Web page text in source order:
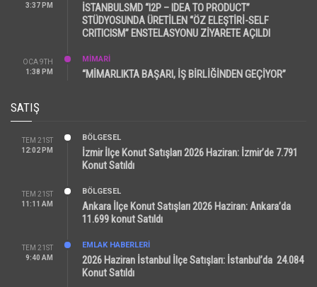
3:37 PM
İSTANBULSMD “I2P – IDEA TO PRODUCT”
STÜDYOSUNDA ÜRETİLEN “ÖZ ELEŞTİRİ-SELF
CRITICISM” ENSTELASYONU ZİYARETE AÇILDI
OCA 9TH
1:38 PM
MİMARİ
“MİMARLIKTA BAŞARI, İŞ BİRLİĞİNDEN GEÇİYOR”
SATIŞ
TEM 21ST
12:02 PM
BÖLGESEL
İzmir İlçe Konut Satışları 2026 Haziran: İzmir’de 7.791
Konut Satıldı
TEM 21ST
11:11 AM
BÖLGESEL
Ankara İlçe Konut Satışları 2026 Haziran: Ankara’da
11.699 konut Satıldı
TEM 21ST
9:40 AM
EMLAK HABERLERI
2026 Haziran İstanbul İlçe Satışları: İstanbul’da 24.084
Konut Satıldı